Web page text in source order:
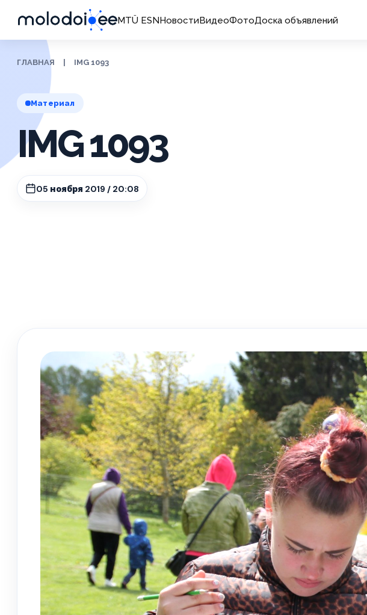
MTÜ ESNНовостиВидеоФотоДоска объявлений
ГЛАВНАЯ IMG 1093
Материал
IMG 1093
05 ноября 2019 / 20:08